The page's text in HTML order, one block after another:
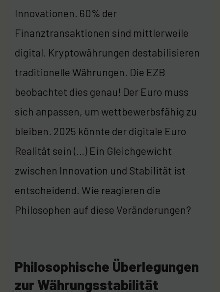
Innovationen. 60% der
Finanztransaktionen sind mittlerweile
digital. Kryptowährungen destabilisieren
traditionelle Währungen. Die EZB
beobachtet dies genau! Der Euro muss
sich anpassen, um wettbewerbsfähig zu
bleiben. 2025 könnte der digitale Euro
Realität sein (…) Ein Gleichgewicht
zwischen Innovation und Stabilität ist
entscheidend. Wie reagieren die
Philosophen auf diese Veränderungen?
Philosophische Überlegungen
zur Währungsstabilität